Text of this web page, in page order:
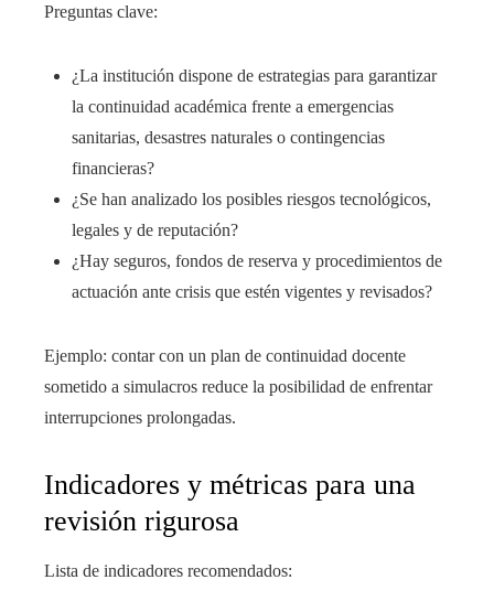
Preguntas clave:
¿La institución dispone de estrategias para garantizar
la continuidad académica frente a emergencias
sanitarias, desastres naturales o contingencias
financieras?
¿Se han analizado los posibles riesgos tecnológicos,
legales y de reputación?
¿Hay seguros, fondos de reserva y procedimientos de
actuación ante crisis que estén vigentes y revisados?
Ejemplo: contar con un plan de continuidad docente
sometido a simulacros reduce la posibilidad de enfrentar
interrupciones prolongadas.
Indicadores y métricas para una
revisión rigurosa
Lista de indicadores recomendados: